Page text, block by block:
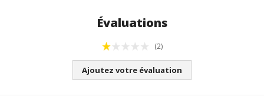
Évaluations
(2)
Ajoutez votre évaluation